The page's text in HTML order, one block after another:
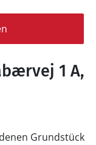
1 A,
Grundstück